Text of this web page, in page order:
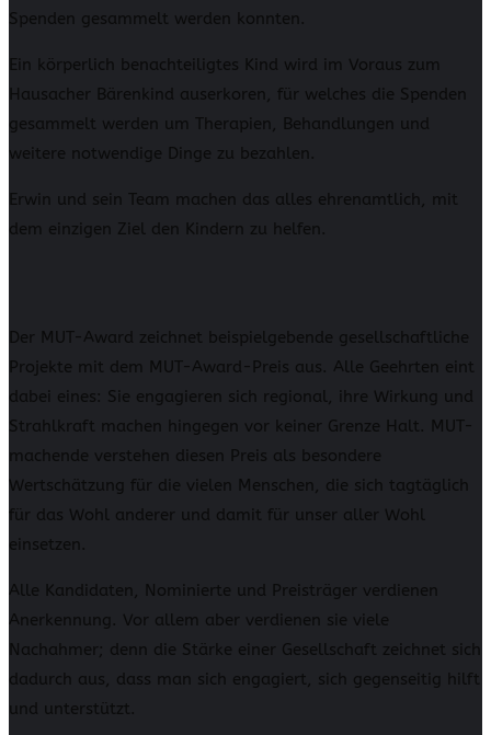
Spenden gesammelt werden konnten.
Ein körperlich benachteiligtes Kind wird im Voraus zum
Hausacher Bärenkind auserkoren, für welches die Spenden
gesammelt werden um Therapien, Behandlungen und
weitere notwendige Dinge zu bezahlen.
Erwin und sein Team machen das alles ehrenamtlich, mit
dem einzigen Ziel den Kindern zu helfen.
Der MUT-Award zeichnet beispielgebende gesellschaftliche
Projekte mit dem MUT-Award-Preis aus. Alle Geehrten eint
dabei eines: Sie engagieren sich regional, ihre Wirkung und
Strahlkraft machen hingegen vor keiner Grenze Halt. MUT-
machende verstehen diesen Preis als besondere
Wertschätzung für die vielen Menschen, die sich tagtäglich
für das Wohl anderer und damit für unser aller Wohl
einsetzen.
Alle Kandidaten, Nominierte und Preisträger verdienen
Anerkennung. Vor allem aber verdienen sie viele
Nachahmer; denn die Stärke einer Gesellschaft zeichnet sich
dadurch aus, dass man sich engagiert, sich gegenseitig hilft
und unterstützt.